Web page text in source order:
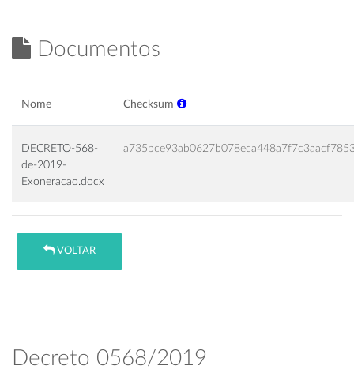
Documentos
Nome Checksum
DECRETO-568-
de-2019-
Exoneracao.docx
VOLTAR
Decreto 0568/2019